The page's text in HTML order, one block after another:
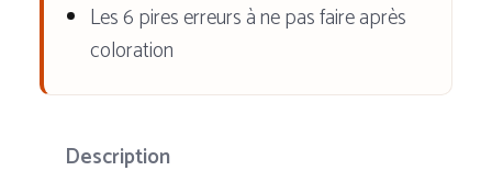
Les 6 pires erreurs à ne pas faire après
coloration
Description